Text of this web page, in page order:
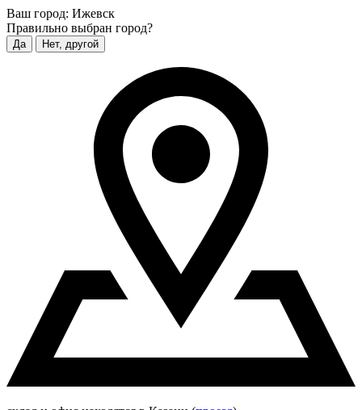
Ваш город: Ижевск
Правильно выбран город?
Да Нет, другой